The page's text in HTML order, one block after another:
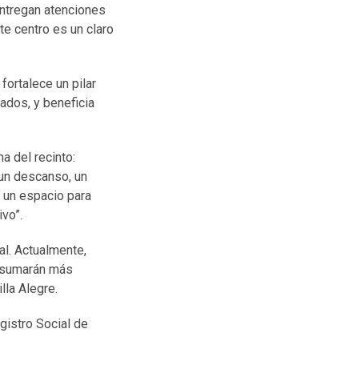
atenciones
centro es un claro
un pilar
y beneficia
del recinto:
descanso, un
espacio para
Actualmente,
más
Alegre.
Social de